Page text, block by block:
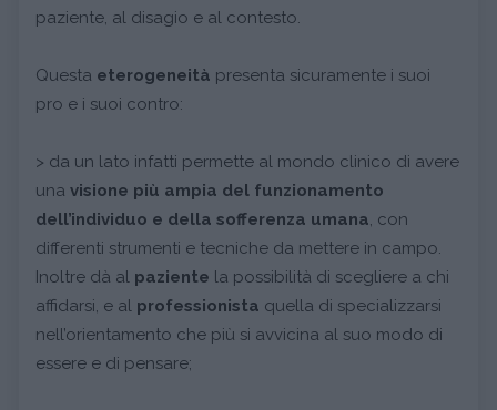
paziente, al disagio e al contesto.
Questa eterogeneità presenta sicuramente i suoi
pro e i suoi contro:
> da un lato infatti permette al mondo clinico di avere
una visione più ampia del funzionamento
dell’individuo e della sofferenza umana, con
differenti strumenti e tecniche da mettere in campo.
Inoltre dà al paziente la possibilità di scegliere a chi
affidarsi, e al professionista quella di specializzarsi
nell’orientamento che più si avvicina al suo modo di
essere e di pensare;